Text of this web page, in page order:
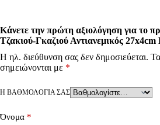
Κάνετε την πρώτη αξιολόγηση για το
Τζακιού-Γκαζιού Αντιανεμικός
Η ηλ. διεύθυνση σας δεν δημοσιεύεται.
σημειώνονται με *
Η ΒΑΘΜΟΛΟΓΊΑ ΣΑΣ
Όνομα *